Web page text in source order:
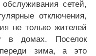
обслуживания сетей,
отключения,
не только жителей
в домах. Поселок
зима, а это